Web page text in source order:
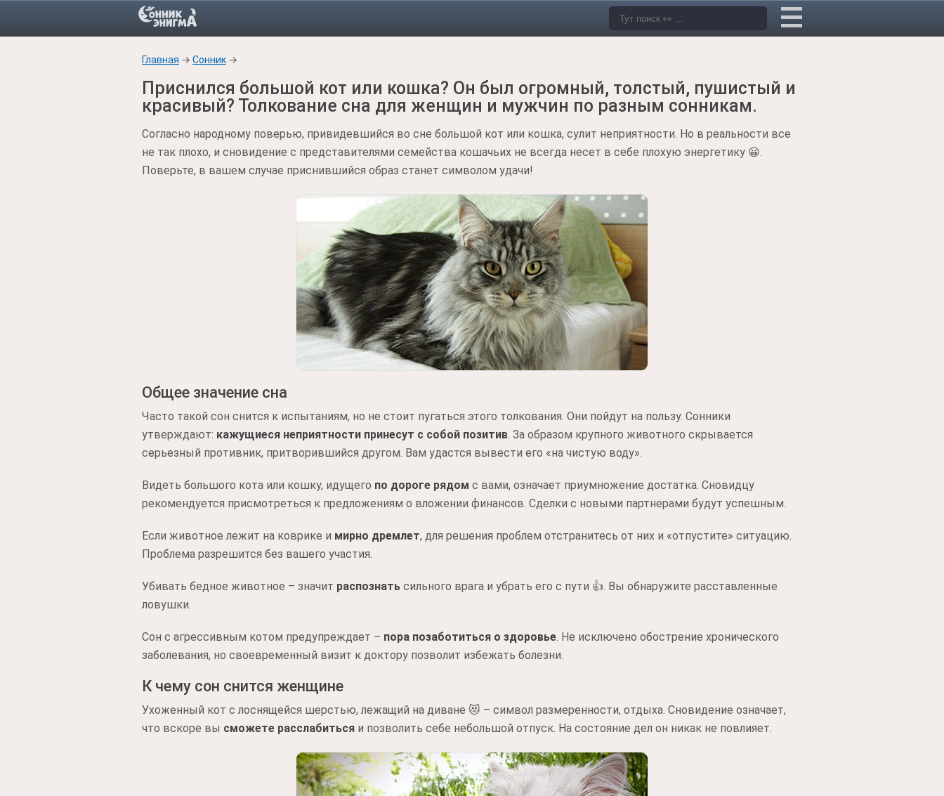
Главная → Сонник →
Приснился большой кот или кошка? Он был огромный, толстый, пушистый и
красивый? Толкование сна для женщин и мужчин по разным сонникам.
Согласно народному поверью, привидевшийся во сне большой кот или кошка, сулит неприятности. Но в реальности все
не так плохо, и сновидение с представителями семейства кошачьих не всегда несет в себе плохую энергетику 😀.
Поверьте, в вашем случае приснившийся образ станет символом удачи!
Общее значение сна
Часто такой сон снится к испытаниям, но не стоит пугаться этого толкования. Они пойдут на пользу. Сонники
утверждают: кажущиеся неприятности принесут с собой позитив. За образом крупного животного скрывается
серьезный противник, притворившийся другом. Вам удастся вывести его «на чистую воду».
Видеть большого кота или кошку, идущего по дороге рядом с вами, означает приумножение достатка. Сновидцу
рекомендуется присмотреться к предложениям о вложении финансов. Сделки с новыми партнерами будут успешным.
Если животное лежит на коврике и мирно дремлет, для решения проблем отстранитесь от них и «отпустите» ситуацию.
Проблема разрешится без вашего участия.
Убивать бедное животное – значит распознать сильного врага и убрать его с пути 👍. Вы обнаружите расставленные
ловушки.
Сон с агрессивным котом предупреждает – пора позаботиться о здоровье. Не исключено обострение хронического
заболевания, но своевременный визит к доктору позволит избежать болезни.
К чему сон снится женщине
Ухоженный кот с лоснящейся шерстью, лежащий на диване 😻 – символ размеренности, отдыха. Сновидение означает,
что вскоре вы сможете расслабиться и позволить себе небольшой отпуск. На состояние дел он никак не повлияет.